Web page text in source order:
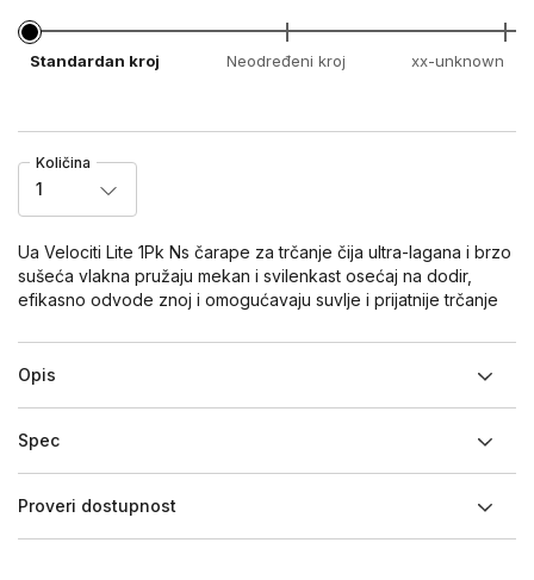
Standardan kroj Neodređeni kroj xx-unknown
Količina
1
Ua Velociti Lite 1Pk Ns čarape za trčanje čija ultra-lagana i brzo
sušeća vlakna pružaju mekan i svilenkast osećaj na dodir,
efikasno odvode znoj i omogućavaju suvlje i prijatnije trčanje
Opis
Spec
Proveri dostupnost